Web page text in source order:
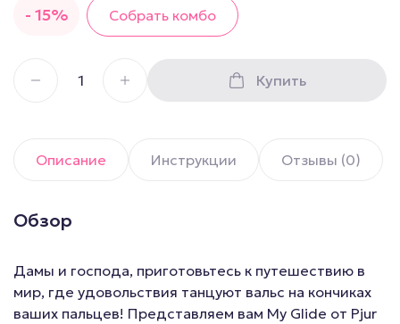
- 15%
Собрать комбо
Купить
Описание Инструкции Отзывы (0)
Обзор
Дамы и господа, приготовьтесь к путешествию в
мир, где удовольствия танцуют вальс на кончиках
ваших пальцев! Представляем вам My Glide от Pjur